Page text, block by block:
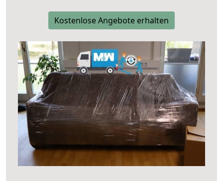
Kostenlose Angebote erhalten